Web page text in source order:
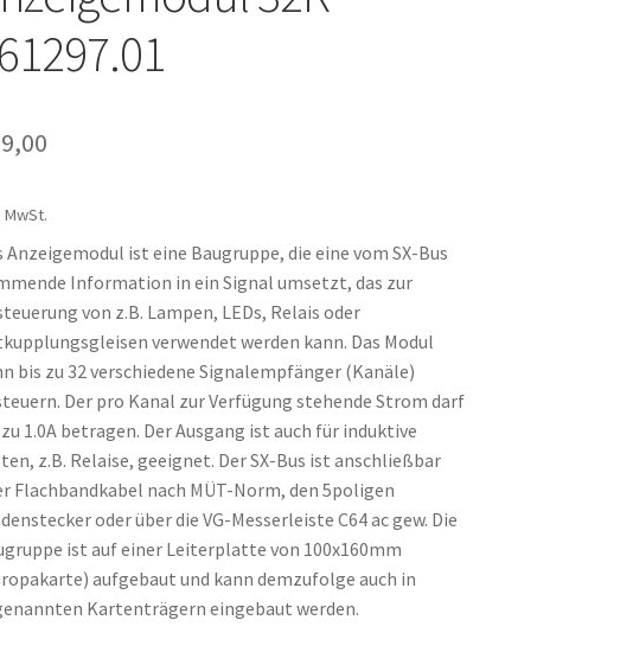
MwSt.
Anzeigemodul ist eine Baugruppe, die eine vom SX-Bus
Information in ein Signal umsetzt, das zur
von z.B. Lampen, LEDs, Relais oder
verwendet werden kann. Das Modul
bis zu 32 verschiedene Signalempfänger (Kanäle)
Der pro Kanal zur Verfügung stehende Strom darf
1.0A betragen. Der Ausgang ist auch für induktive
z.B. Relaise, geeignet. Der SX-Bus ist anschließbar
Flachbandkabel nach MÜT-Norm, den 5poligen
oder über die VG-Messerleiste C64 ac gew. Die
ist auf einer Leiterplatte von 100x160mm
aufgebaut und kann demzufolge auch in
Kartenträgern eingebaut werden.